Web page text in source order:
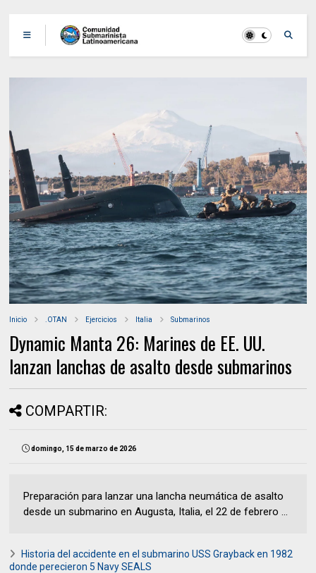
Inicio .OTAN Ejercicios Italia Submarinos
Dynamic Manta 26: Marines de EE. UU.
lanzan lanchas de asalto desde submarinos
COMPARTIR:
domingo, 15 de marzo de 2026
Preparación para lanzar una lancha neumática de asalto
desde un submarino en Augusta, Italia, el 22 de febrero ...
Historia del accidente en el submarino USS Grayback en 1982
donde perecieron 5 Navy SEALS